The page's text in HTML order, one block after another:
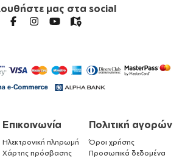
μας στα social
Επικοινωνία
Ηλεκτρονική πληρωμή
Χάρτης πρόσβασης
Πολιτική αγορών
Όροι χρήσης
Προσωπικά δεδομένα